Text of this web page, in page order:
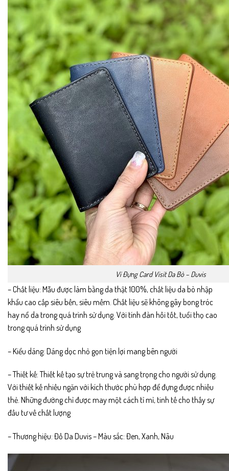
Ví Đựng Card Visit Da Bò – Duvis
– Chất liệu: Mẫu được làm bằng da thật 100%, chất liệu da bò nhập
khẩu cao cấp siêu bền, siêu mềm. Chất liệu sẽ không gây bong tróc
hay nổ da trong quá trình sử dụng. Với tính đàn hồi tốt, tuổi thọ cao
trong quá trình sử dụng
– Kiểu dáng: Dáng dọc nhỏ gọn tiện lợi mang bên người
– Thiết kế: Thiết kế tạo sự trẻ trung và sang trọng cho người sử dụng.
Với thiết kế nhiều ngăn với kích thước phù hợp để đựng được nhiều
thẻ. Những đường chỉ được may một cách tỉ mỉ, tinh tế cho thấy sự
đầu tư về chất lượng
– Thương hiệu: Đồ Da Duvis – Màu sắc: Đen, Xanh, Nâu